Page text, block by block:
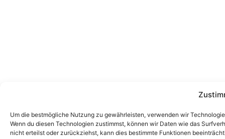
Um die bestmögliche Nutzung zu gewährleisten, verwenden wir
Wenn du diesen Technologien zustimmst, können wir Daten wie das
nicht erteilst oder zurückziehst, kann dies bestimmte Funktionen